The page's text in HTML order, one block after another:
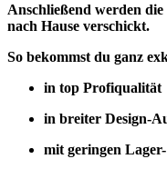
Anschließend werden
nach Hause verschickt.
So bekommst du ganz
in top Profiqualität
in breiter Design-
mit geringen